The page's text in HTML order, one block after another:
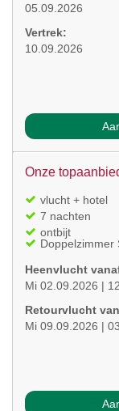
05.09.2026
Vertrek:
10.09.2026
Onze
vlucht + hotel
7 nachten
ontbijt
Doppelzimmer
Heenvlucht
Mi 02.09.2026 |
Retourvlucht
Mi 09.09.2026 |